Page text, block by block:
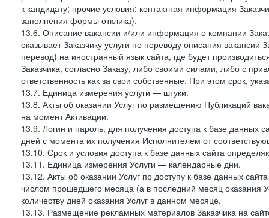
к кандидату; прочие условия; контактная информация
заполнения формы отклика).
13.6. Описание вакансии и/или информация о компании
оказывает Заказчику услуги по переводу описания
перевод) на иностранный язык сайта, где будет
Заказчика, согласно Заказу, либо своими силами, либо с
ответственность как за свои собственные. При этом срок,
13.7. Единица измерения услуги — штуки.
13.8. Акты об оказании Услуг по размещению Публикаций
на момент Активации.
13.9. Логин и пароль, для получения доступа к базе данных
дней с момента их получения Исполнителем от
13.10. Срок и условия доступа к базе данных сайта
13.11. Единица измерения Услуги — календарные дни.
13.12. Акты об оказании Услуг по доступу к базе данных
числом прошедшего месяца (а в последний месяц оказания
количеству дней оказания Услуг в данном месяце.
13.13. Размещение рекламных материалов Заказчика на